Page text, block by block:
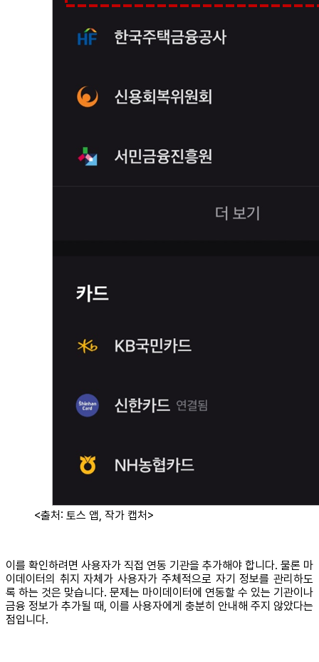
<출처: 토스 앱, 작가 캡처>
이를 확인하려면 사용자가 직접 연동 기관을 추가해야 합니다. 물론 마
이데이터의 취지 자체가 사용자가 주체적으로 자기 정보를 관리하도
록 하는 것은 맞습니다. 문제는 마이데이터에 연동할 수 있는 기관이나
금융 정보가 추가될 때, 이를 사용자에게 충분히 안내해 주지 않았다는
점입니다.